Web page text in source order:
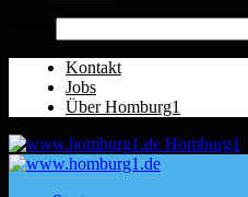
Kontakt
Jobs
Über Homburg1
Homburg1